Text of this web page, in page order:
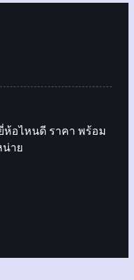
ห้อไหนดี ราคา พร้อม
น่าย